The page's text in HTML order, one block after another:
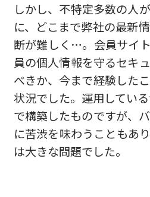
しかし、不特定多数の人
に、どこまで弊社の最新
断が難しく…。会員サイ
員の個人情報を守るセキ
べきか、今まで経験した
状況でした。運用してい
で構築したものですが、
に苦渋を味わうこともあ
は大きな問題でした。